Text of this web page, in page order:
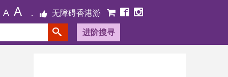
A A 无障碍香港游
进阶搜寻